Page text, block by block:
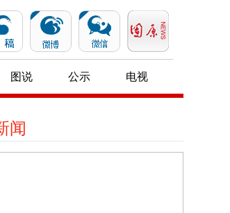
图说 公示 电视
闻